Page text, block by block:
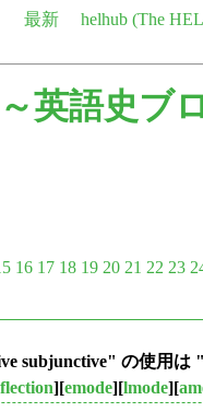
最新 helhub (The
英語史ブ
16 17 18 19 20 21 22 23
subjunctive" の使用は
][emode][lmode][